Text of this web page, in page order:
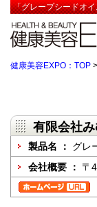
「グレープシードオ
健康美容EXPO：TOP >
有限会社
製品名 ： グレ
会社概要 ： 〒